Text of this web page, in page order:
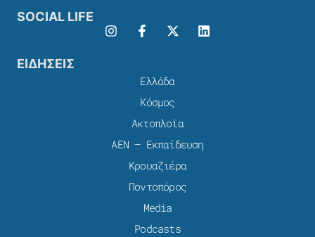
SOCIAL LIFE
ΕΙΔΗΣΕΙΣ
Ελλάδα
Κόσμος
Ακτοπλοϊα
ΑΕΝ – Εκπαίδευση
Κρουαζιέρα
Ποντοπόρος
Media
Podcasts